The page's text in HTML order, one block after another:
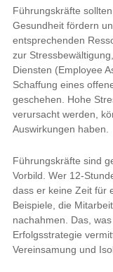
Führungskräfte
Gesundheit fördern
entsprechenden
zur
Diensten (Employee
Schaffung eines
geschehen. Hohe
verursacht werden,
Auswirkungen haben.
Führungskräfte sind
Vorbild. Wer 12-
dass er keine Zeit für
Beispiele, die
nachahmen. Das,
Erfolgsstrategie
Vereinsamung und